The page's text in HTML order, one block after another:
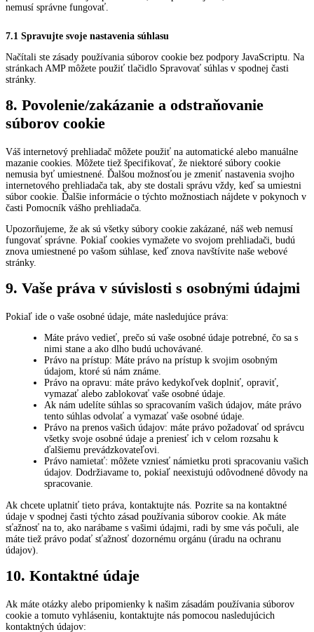
nemusí správne fungovať.
7.1 Spravujte svoje nastavenia súhlasu
Načítali ste zásady používania súborov cookie bez podpory JavaScriptu. Na
stránkach AMP môžete použiť tlačidlo Spravovať súhlas v spodnej časti
stránky.
8. Povolenie/zakázanie a odstraňovanie
súborov cookie
Váš internetový prehliadač môžete použiť na automatické alebo manuálne
mazanie cookies. Môžete tiež špecifikovať, že niektoré súbory cookie
nemusia byť umiestnené. Ďalšou možnosťou je zmeniť nastavenia svojho
internetového prehliadača tak, aby ste dostali správu vždy, keď sa umiestni
súbor cookie. Ďalšie informácie o týchto možnostiach nájdete v pokynoch v
časti Pomocník vášho prehliadača.
Upozorňujeme, že ak sú všetky súbory cookie zakázané, náš web nemusí
fungovať správne. Pokiaľ cookies vymažete vo svojom prehliadači, budú
znova umiestnené po vašom súhlase, keď znova navštívite naše webové
stránky.
9. Vaše práva v súvislosti s osobnými údajmi
Pokiaľ ide o vaše osobné údaje, máte nasledujúce práva:
Máte právo vedieť, prečo sú vaše osobné údaje potrebné, čo sa s
nimi stane a ako dlho budú uchovávané.
Právo na prístup: Máte právo na prístup k svojim osobným
údajom, ktoré sú nám známe.
Právo na opravu: máte právo kedykoľvek doplniť, opraviť,
vymazať alebo zablokovať vaše osobné údaje.
Ak nám udelíte súhlas so spracovaním vašich údajov, máte právo
tento súhlas odvolať a vymazať vaše osobné údaje.
Právo na prenos vašich údajov: máte právo požadovať od správcu
všetky svoje osobné údaje a preniesť ich v celom rozsahu k
ďalšiemu prevádzkovateľovi.
Právo namietať: môžete vzniesť námietku proti spracovaniu vašich
údajov. Dodržiavame to, pokiaľ neexistujú odôvodnené dôvody na
spracovanie.
Ak chcete uplatniť tieto práva, kontaktujte nás. Pozrite sa na kontaktné
údaje v spodnej časti týchto zásad používania súborov cookie. Ak máte
sťažnosť na to, ako narábame s vašimi údajmi, radi by sme vás počuli, ale
máte tiež právo podať sťažnosť dozornému orgánu (úradu na ochranu
údajov).
10. Kontaktné údaje
Ak máte otázky alebo pripomienky k našim zásadám používania súborov
cookie a tomuto vyhláseniu, kontaktujte nás pomocou nasledujúcich
kontaktných údajov: